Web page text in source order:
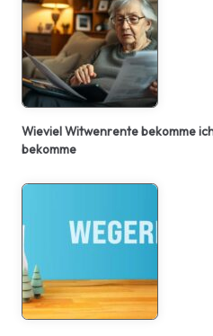
Wieviel Witwenrente bekomme
bekomme